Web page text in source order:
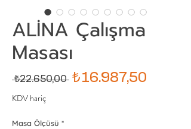
ALİNA Çalışma
Masası
₺22.650,00 Normal
₺16.987,50
KDV hariç
Masa Ölçüsü *